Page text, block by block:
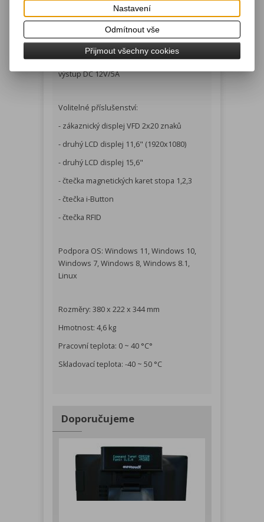
Audio vstup/výstup
Napájeni:
Externí napájecí zdroj AC 100-240V/3,5A,
výstup DC 12V/5A
Volitelné příslušenství:
- zákaznický displej VFD 2x20 znaků
- druhý LCD displej 11,6" (1920x1080)
- druhý LCD displej 15,6"
- čtečka magnetických karet stopa 1,2,3
- čtečka i-Button
- čtečka RFID
Podpora OS: Windows 11, Windows 10,
Windows 7, Windows 8, Windows 8.1,
Linux
Rozměry: 380 x 222 x 344 mm
Hmotnost: 4,6 kg
Pracovní teplota: 0 ~ 40 °C°
Skladovací teplota: -40 ~ 50 °C
Doporučujeme
Nastavení
Odmítnout vše
Přijmout všechny cookies